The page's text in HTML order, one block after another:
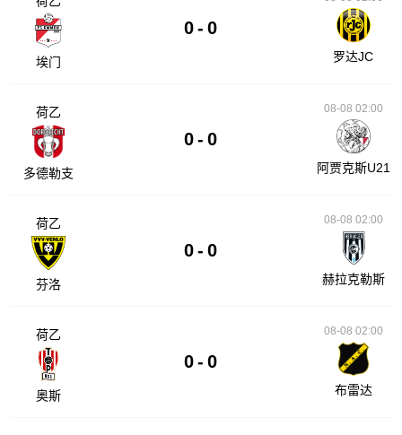
埃门
0 - 0
罗达JC
荷乙
多德勒支
0 - 0
08-08 02:00
阿贾克斯U21
荷乙
芬洛
0 - 0
08-08 02:00
赫拉克勒斯
荷乙
奥斯
0 - 0
08-08 02:00
布雷达